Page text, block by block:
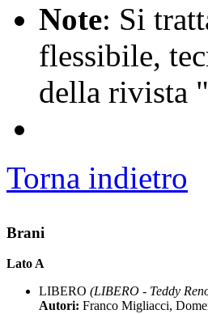
Note: Si
flessibile,
della rivista
Torna indietro
Brani
Lato A
LIBERO (LIBERO - Teddy
Autori: Franco Migliacci,